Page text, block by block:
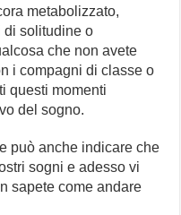
metabolizzato,
di solitudine o
che non avete
i compagni di classe o
questi momenti
del sogno.
può anche indicare che
sogni e adesso vi
sapete come andare